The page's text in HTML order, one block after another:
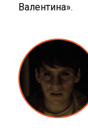
Валентина».